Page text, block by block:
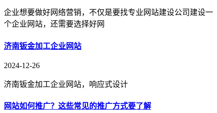
企业想要做好网络营销，不仅是要找专业网站建设公司建设一
个企业网站，还需要选择好网
济南钣金加工企业网站
2024-12-26
济南钣金加工企业网站，响应式设计
网站如何推广？这些常见的推广方式要了解